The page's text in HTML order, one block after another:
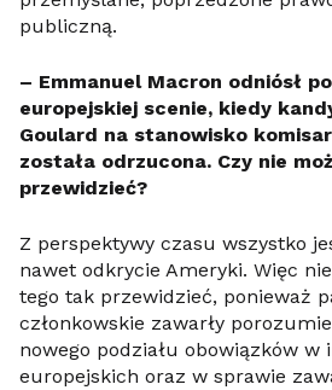
publiczną.
– Emmanuel Macron odniósł
europejskiej scenie, kiedy
Goulard na stanowisko
została odrzucona. Czy nie
przewidzieć?
Z perspektywy czasu wszystko
nawet odkrycie Ameryki. Więc
tego tak przewidzieć, ponieważ
członkowskie zawarły
nowego podziału obowiązków w
europejskich oraz w sprawie